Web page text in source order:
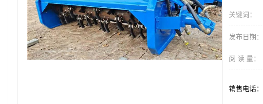
关键词：
发布日期：
阅 读 量：
销售电话：